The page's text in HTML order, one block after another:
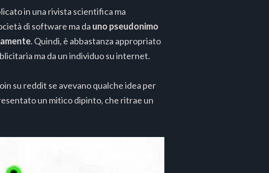
in una rivista scientifica ma
di software ma da uno pseudonimo
. Quindi, è abbastanza appropriato
ma da un individuo su internet.
su reddit se avevano qualche idea per
un mitico dipinto, che ritrae un